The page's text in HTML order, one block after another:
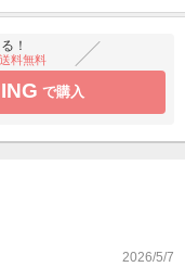
！
料無料
で購入
2026/5/7